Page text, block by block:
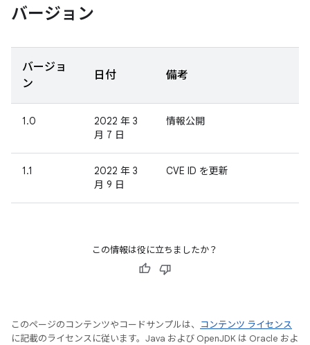
バージョン
バージョ
ン
日付 備考
1.0
2022 年 3
月 7 日
情報公開
1.1
2022 年 3
月 9 日
CVE ID を更新
この情報は役に立ちましたか？
このページのコンテンツやコードサンプルは、
コンテンツ ライセンス
に記載のライセンスに従います。Java および OpenJDK は Oracle およ